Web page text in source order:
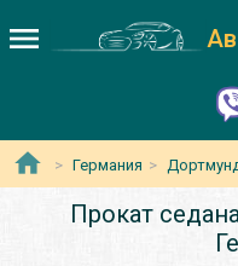
Германия
Прокат